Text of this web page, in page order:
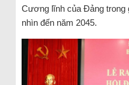
Cương lĩnh của Đảng trong
nhìn đến năm 2045.